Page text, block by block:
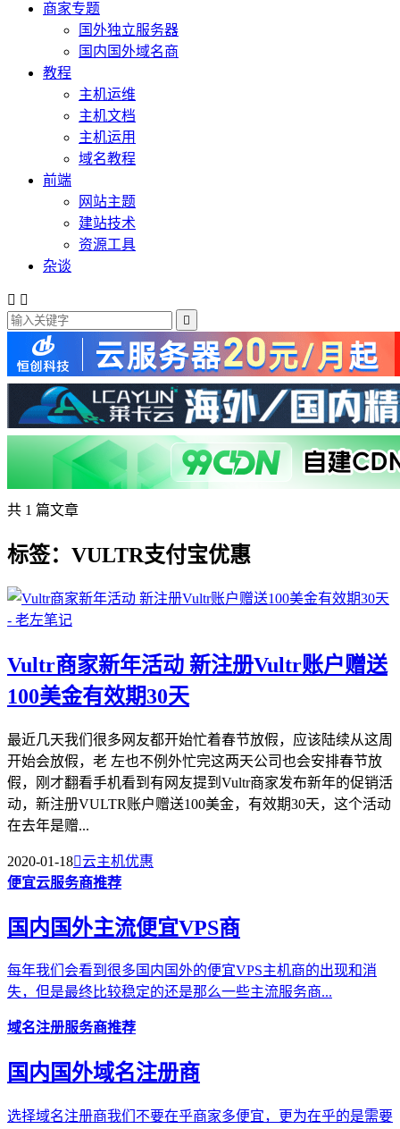
商家专题
国外独立服务器
国内国外域名商
教程
主机运维
主机文档
主机运用
域名教程
前端
网站主题
建站技术
资源工具
杂谈
 

共 1 篇文章
标签：VULTR支付宝优惠
Vultr商家新年活动 新注册Vultr账户赠送
100美金有效期30天
最近几天我们很多网友都开始忙着春节放假，应该陆续从这周
开始会放假，老 左也不例外忙完这两天公司也会安排春节放
假，刚才翻看手机看到有网友提到Vultr商家发布新年的促销活
动，新注册VULTR账户赠送100美金，有效期30天，这个活动
在去年是赠...
2020-01-18云主机优惠
便宜云服务商推荐
国内国外主流便宜VPS商
每年我们会看到很多国内国外的便宜VPS主机商的出现和消
失，但是最终比较稳定的还是那么一些主流服务商...
域名注册服务商推荐
国内国外域名注册商
选择域名注册商我们不要在乎商家多便宜，更为在乎的是需要